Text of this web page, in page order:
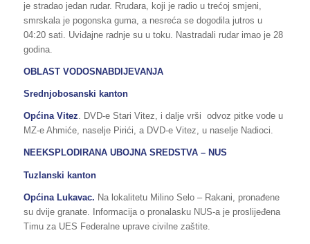
je stradao jedan rudar. Rrudara, koji je radio u trećoj smjeni,
smrskala je pogonska guma, a nesreća se dogodila jutros u
04:20 sati. Uviđajne radnje su u toku. Nastradali rudar imao je 28
godina.
OBLAST VODOSNABDIJEVANJA
Srednjobosanski kanton
Općina Vitez. DVD-e Stari Vitez, i dalje vrši odvoz pitke vode u
MZ-e Ahmiće, naselje Pirići, a DVD-e Vitez, u naselje Nadioci.
NEEKSPLODIRANA UBOJNA SREDSTVA – NUS
Tuzlanski kanton
Općina Lukavac. Na lokalitetu Milino Selo – Rakani, pronađene
su dvije granate. Informacija o pronalasku NUS-a je proslijeđena
Timu za UES Federalne uprave civilne zaštite.